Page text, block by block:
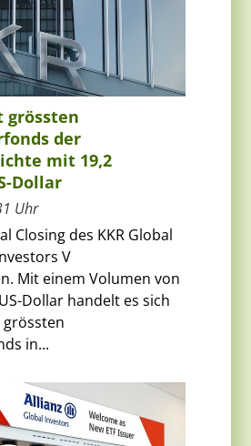
grössten
der
mit 19,2
Dollar
Uhr
Closing des KKR Global
V
Mit einem Volumen von
Dollar handelt es sich
in...